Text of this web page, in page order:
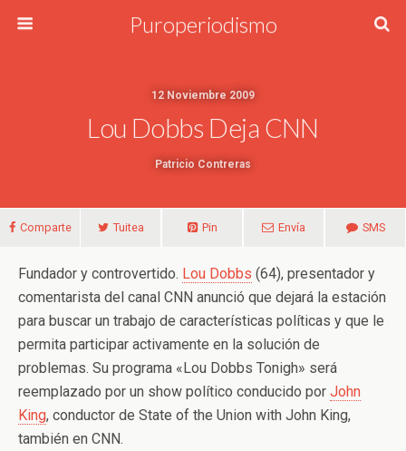
Puroperiodismo
12 Noviembre 2009
Lou Dobbs Deja CNN
Patricio Contreras
Comparte Tuitea Pin Envía SMS
Fundador y controvertido. Lou Dobbs (64), presentador y
comentarista del canal CNN anunció que dejará la estación
para buscar un trabajo de características políticas y que le
permita participar activamente en la solución de
problemas. Su programa «Lou Dobbs Tonigh» será
reemplazado por un show político conducido por John
King, conductor de State of the Union with John King,
también en CNN.